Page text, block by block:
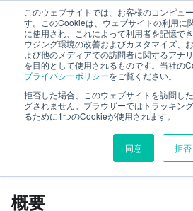
このウェブサイトでは、お客様のコンピュ
す。このCookieは、ウェブサイトの利用に
に使用され、これによって利用者を記憶で
ウジング環境の改善およびカスタマイズ、
よび他のメディアでの訪問者に関するアナ
を目的として使用されるものです。当社の
プライバシーポリシーをご覧ください。
拒否した場合、このウェブサイトを訪問し
グされません。ブラウザーではトラッキン
るために1つのCookieが使用されます。
同意 拒否
セットアップガイド
最新版へのバージョンアップ
このページの見出し
TimeTracker NX
概要